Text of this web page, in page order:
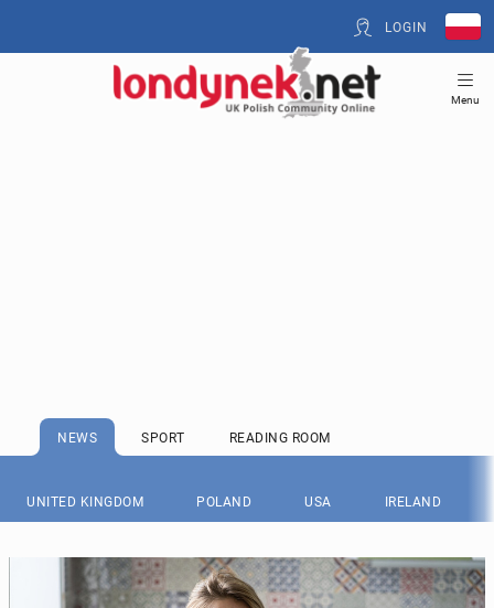
LOGIN
Menu
NEWS SPORT READING ROOM
UNITED KINGDOM POLAND USA IRELAND